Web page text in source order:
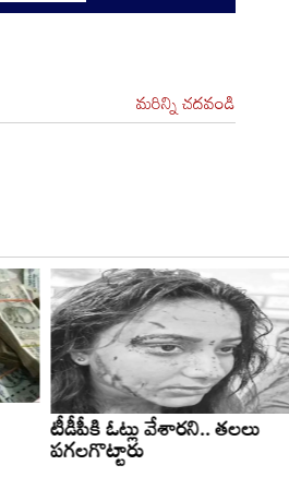
మరిన్ని చదవండి
టీడీపీకి ఓట్లు వేశారని.. తలలు
పగలగొట్టారు